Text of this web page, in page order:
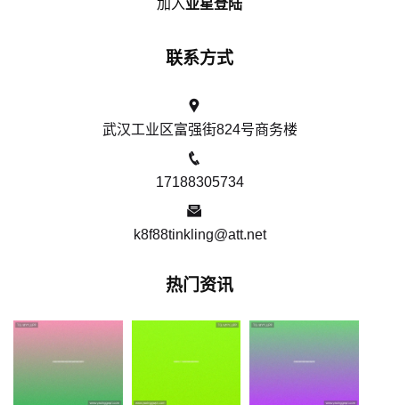
加入亚星登陆
联系方式
武汉工业区富强街824号商务楼
17188305734
k8f88tinkling@att.net
热门资讯